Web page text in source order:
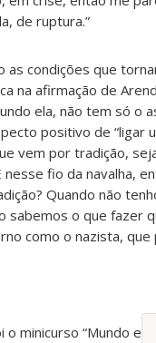
de ruptura.”
as condições que
na afirmação de
ela, não tem só o
positivo de “ligar
vem por tradição,
fio da navalha,
Quando não
sabemos o que fazer
como o nazista,
minicurso “Mundo e